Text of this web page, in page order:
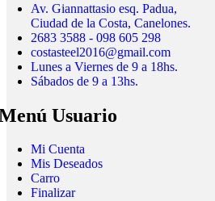
Av. Giannattasio esq. Padua,
Ciudad de la Costa, Canelones.
2683 3588 - 098 605 298
costasteel2016@gmail.com
Lunes a Viernes de 9 a 18hs.
Sábados de 9 a 13hs.
Usuario
Mi Cuenta
Mis Deseados
Carro
Finalizar